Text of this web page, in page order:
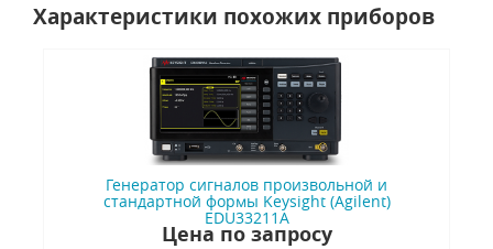
Характеристики похожих приборов
Генератор сигналов произвольной и
стандартной формы Keysight (Agilent)
EDU33211A
Цена по запросу